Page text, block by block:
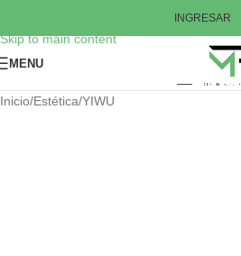
Skip to main content
INGRESAR
MENU
Inicio/Estética/YIWU